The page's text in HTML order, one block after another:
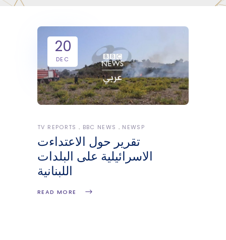
20
DEC
TV REPORTS BBC NEWS NEWSP
تقرير حول الاعتداءت
الاسرائيلية على البلدات
اللبنانية
READ MORE